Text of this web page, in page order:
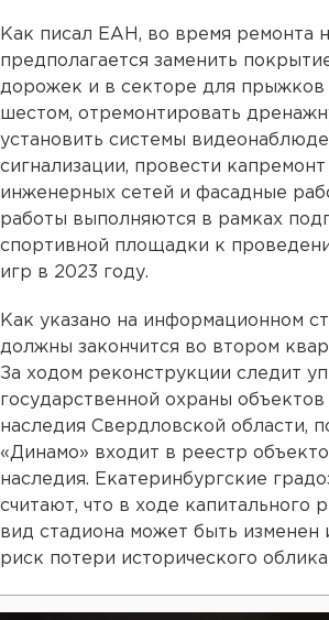
Как писал ЕАН, во время ремонта
предполагается заменить
дорожек и в секторе для прыжков
шестом, отремонтировать
установить системы
сигнализации, провести капремонт
инженерных сетей и фасадные
работы выполняются в рамках
спортивной площадки к
игр в 2023 году.
Как указано на информационном
должны закончится во втором
За ходом реконструкции следит
государственной охраны объектов
наследия Свердловской области,
«Динамо» входит в реестр
наследия. Екатеринбургские
считают, что в ходе капитального
вид стадиона может быть изменен
риск потери исторического